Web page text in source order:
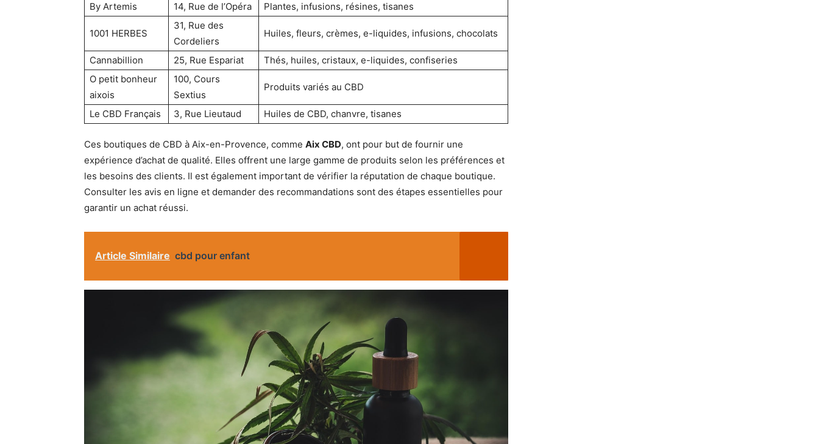
By Artemis
14, Rue de l’Opéra Plantes, infusions, résines, tisanes
1001 HERBES
31, Rue des
Cordeliers
Huiles, fleurs, crèmes, e-liquides, infusions, chocolats
Cannabillion 25, Rue Espariat
Thés, huiles, cristaux, e-liquides, confiseries
O petit bonheur
aixois
100, Cours
Sextius
Produits variés au CBD
Le CBD Français 3, Rue Lieutaud Huiles de CBD, chanvre, tisanes
Ces boutiques de CBD à Aix-en-Provence, comme Aix CBD, ont pour but de fournir une
expérience d’achat de qualité. Elles offrent une large gamme de produits selon les préférences et
les besoins des clients. Il est également important de vérifier la réputation de chaque boutique.
Consulter les avis en ligne et demander des recommandations sont des étapes essentielles pour
garantir un achat réussi.
Article Similaire cbd pour enfant